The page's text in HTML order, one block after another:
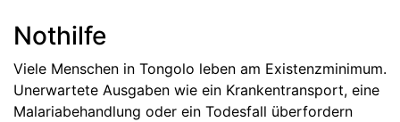
Nothilfe
Viele Menschen in Tongolo leben am Existenzminimum.
Unerwartete Ausgaben wie ein Krankentransport, eine
Malariabehandlung oder ein Todesfall überfordern